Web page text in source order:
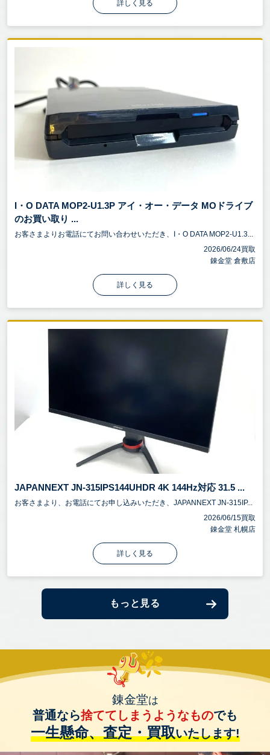
詳しく見る
I・O DATA MOP2-U1.3P アイ・オー・データ MOドライブ
のお買い取り ...
お客さまよりお電話にてお問い合わせいただき、I・O DATA MOP2-U1.3...
2026/06/24買取
錬金堂 倉敷店
詳しく見る
JAPANNEXT JN-315IPS144UHDR 4K 144Hz対応 31.5 ...
お客さまより、お電話にてお申し込みいただき、JAPANNEXT JN-315IP...
2026/06/15買取
錬金堂 札幌店
詳しく見る
もっと見る
錬金堂は
普通なら捨ててしまうようなものでも
一生懸命、査定・買取いたします!